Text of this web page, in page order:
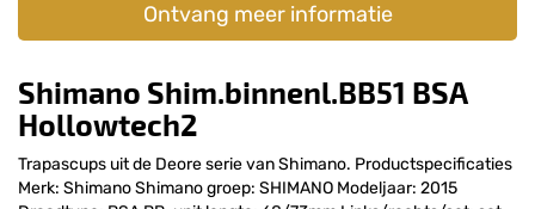
Ontvang meer informatie
Shimano Shim.binnenl.BB51 BSA
Hollowtech2
Trapascups uit de Deore serie van Shimano. Productspecificaties
Merk: Shimano Shimano groep: SHIMANO Modeljaar: 2015